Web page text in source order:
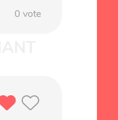
0 vote